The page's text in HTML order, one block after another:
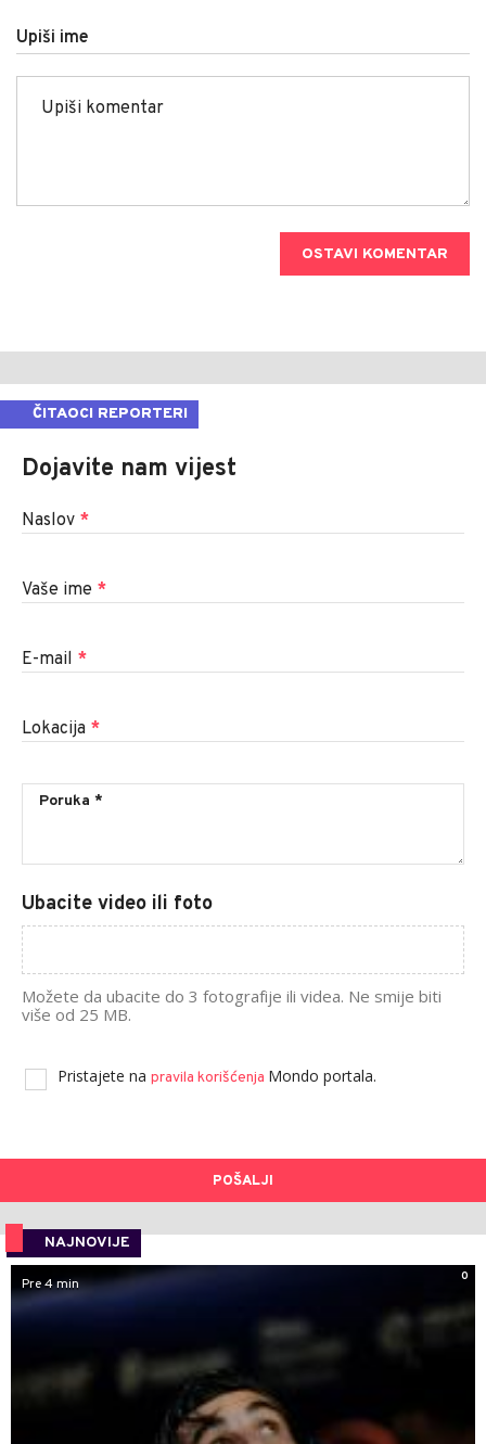
Upiši ime
OSTAVI KOMENTAR
ČITAOCI REPORTERI
Dojavite nam vijest
Naslov *
Vaše ime *
E-mail *
Lokacija *
Ubacite video ili foto
Možete da ubacite do 3 fotografije ili videa. Ne smije biti
više od 25 MB.
Pristajete na pravila korišćenja Mondo portala.
POŠALJI
NAJNOVIJE
0
Pre 4 min